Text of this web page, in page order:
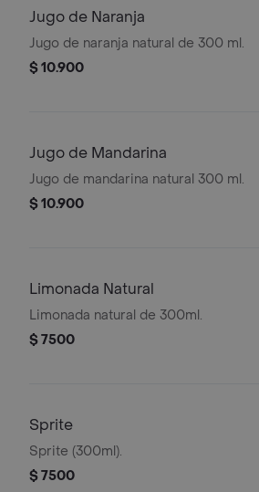
Jugo de Naranja
Jugo de naranja natural de 300 ml.
$ 10.900
Jugo de Mandarina
Jugo de mandarina natural 300 ml.
$ 10.900
Limonada Natural
Limonada natural de 300ml.
$ 7500
Sprite
Sprite (300ml).
$ 7500